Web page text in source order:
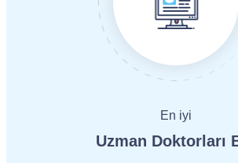
En iyi
Uzman Doktorları